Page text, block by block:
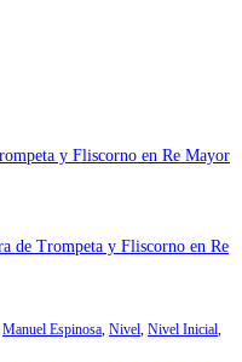
Manuel Espinosa, Nivel, Nivel Inicial,